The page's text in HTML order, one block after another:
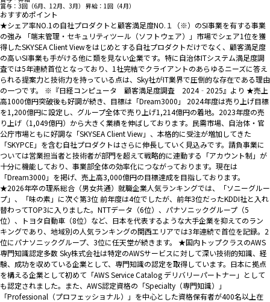
賞与：3回（6月、12月、3月） 昇給：1回（4月）
おすすめポイント
★シェア率NO.1の自社プロダクトと顧客満足度NO.１（※）のSI事業を有する事業
の強み 「端末管理・セキュリティツール（ソフトウェア）」市場でシェア1位を獲
得したSKYSEA Client Viewをはじめとする自社プロダクトだけでなく、顧客満足度
の高いSI事業も手がける他に類を見ない企業です。特に自治体ITシステム満足度調
査では5年連続首位となっており、1社完結でクライアントのあらゆるニーズに答え
られる提案力と技術力を持っている点は、Sky社がIT業界で圧倒的な存在である理由
の一つです。 ※『日経コンピュータ 顧客満足度調査 2024‐2025』より ★売上
高1000億円突破後も好調が続き、目標は「Dream3000」 2024年度は売り上げ目標
を1,200億円に設定し、グループ全体で売り上げ1,214億円の着地。2023年度の売
り上げ（1,049億円）から大きく業績を伸ばしております。民需市場、自治体・官
公庁市場ともに好調な「SKYSEA Client View」、本格的に受注が増加してきた
「SKYPCE」を含む自社プロダクトはさらに伸長していく見込みです。請負事業に
ついては営業担当者と技術者が部門を超えて戦略的に連動する「アカウント制」が
十分に機能しており、事業部全体の効率化につながっております。現在は
「Dream3000」を掲げ、売上高3,000億円の目標達成を目指しております。
★2026年卒の理系総合（男女共通）就職企業人気ランキングでは、「ソニーグルー
プ」、「味の素」に次ぐ第3位 前年度は4位でしたが、前年3位だったKDDI社と入れ
替わってTOP3に入りました。NTTデータ（6位）、パナソニックグループ（5
位）、トヨタ自動車（8位）など、日本を代表するような大手企業を抑えてのラン
キングであり、地域別の人気ランキングの関西エリアでは3年連続で首位を記録。2
位にパナソニックグループ、3位に任天堂が続きます。 ★国内トップクラスのAWS
専門知識認定多数 Sky株式会社は特定のAWSサービスに対して深い技術的知識、経
験、成功を収めている企業として、専門知識の認定を取得しています。日本に拠点
を構える企業として初めて「AWS Service Catalog デリバリーパートナー」として
も認定されました。また、AWS認定資格の「Specialty（専門知識）」
「Professional（プロフェッショナル）」を中心とした資格保有者が400名以上在